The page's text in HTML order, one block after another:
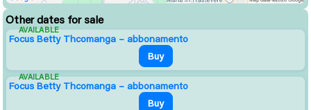
Other dates for sale
Focus Betty Thcomanga – abbonamento
AVAILABLE
Buy
Focus Betty Thcomanga – abbonamento
AVAILABLE
Buy